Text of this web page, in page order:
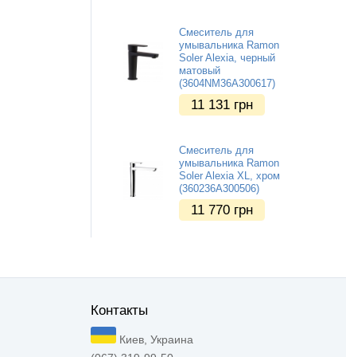
Смеситель для
умывальника Ramon
Soler Alexia, черный
матовый
(3604NM36A300617)
11 131 грн
Смеситель для
умывальника Ramon
Soler Alexia XL, хром
(360236A300506)
11 770 грн
Контакты
Киев, Украина